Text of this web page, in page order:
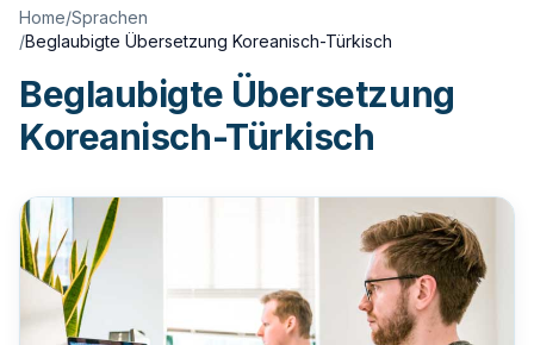
Home/Sprachen
/Beglaubigte Übersetzung Koreanisch-Türkisch
Beglaubigte Übersetzung
Koreanisch-Türkisch